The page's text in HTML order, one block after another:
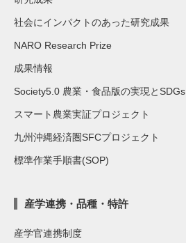
社会にインパクトのあった研究成果
NARO Research Prize
成果情報
Society5.0 農業・食品版の実現とSDGs
スマート農業実証プロジェクト
九州沖縄経済圏SFCプロジェクト
標準作業手順書(SOP)
産学連携・品種・特許
産学官連携制度